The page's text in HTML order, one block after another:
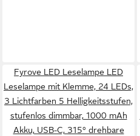
Fyrove LED Leselampe LED
Leselampe mit Klemme, 24 LEDs,
3 Lichtfarben 5 Helligkeitsstufen,
stufenlos dimmbar, 1000 mAh
Akku, USB-C, 315° drehbare